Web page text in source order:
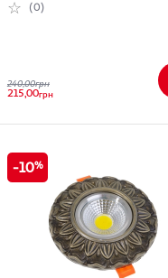
(0)
240,00грн
215,00грн
10